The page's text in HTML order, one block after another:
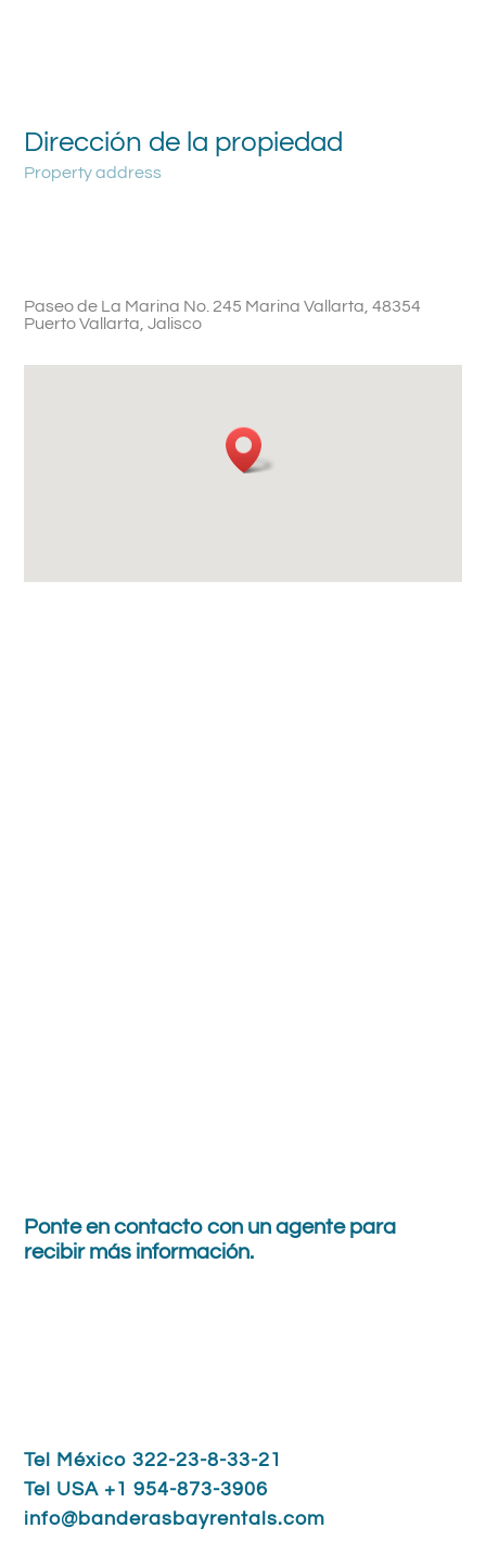
Dirección de la propiedad
Property address
Paseo de La Marina No. 245 Marina Vallarta, 48354
Puerto Vallarta, Jalisco
Ponte en contacto con un agente para
recibir más información.
Tel México 322-23-8-33-21
Tel USA +1 954-873-3906
info@banderasbayrentals.com